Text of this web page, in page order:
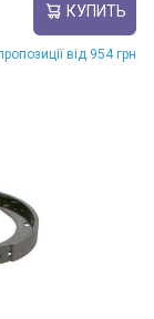
КУПИТЬ
від 954 грн